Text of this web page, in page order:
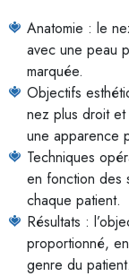
Anatomie : le
avec une peau
marquée.
Objectifs
nez plus droit
une apparence
Techniques
en fonction des
chaque patient.
Résultats :
proportionné,
genre du patient.